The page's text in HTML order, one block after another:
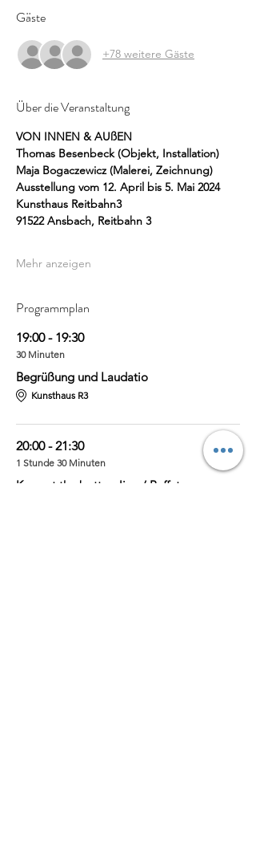
Gäste
+78 weitere Gäste
Über die Veranstaltung
VON INNEN & AUßEN
Thomas Besenbeck (Objekt, Installation)
Maja Bogaczewicz (Malerei, Zeichnung)
Ausstellung vom 12. April bis 5. Mai 2024
Kunsthaus Reitbahn3
91522 Ansbach, Reitbahn 3
Mehr anzeigen
Programmplan
19:00 - 19:30
30 Minuten
Begrüßung und Laudatio
Kunsthaus R3
20:00 - 21:30
1 Stunde 30 Minuten
Konzert the bottomline / Buffet